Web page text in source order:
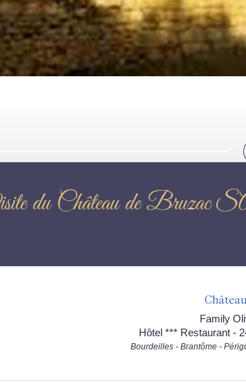
du Château de
Family
Hôtel *** Restaurant -
Bourdeilles - Brantôme -